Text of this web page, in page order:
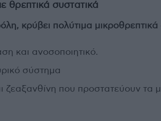
θρεπτικά συστατικά
κρύβει πολύτιμα μικροθρεπτικά
και ανοσοποιητικό.
σύστημα
ζεαξανθίνη που προστατεύουν τα